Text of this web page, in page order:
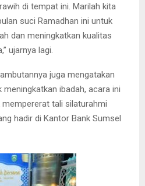
di tempat ini. Marilah kita
suci Ramadhan ini untuk
dan meningkatkan kualitas
ujarnya lagi.
juga mengatakan
ibadah, acara ini
tali silaturahmi
hadir di Kantor Bank Sumsel